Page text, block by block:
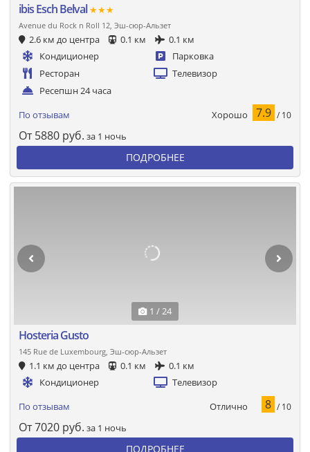
ibis Esch Belval★★★
Avenue du Rock n Roll 12, Эш-сюр-Альзет
2.6 км до центра 0.1 км
0.1 км
Кондиционер
Парковка
Ресторан
Телевизор
Ресепшн 24 часа
По отзывам Хорошо 7.9 / 10
От 5880 руб. за 1 ночь
ПОДРОБНЕЕ
1 / 24
Hosteria Gusto
145 Rue de Luxembourg, Эш-сюр-Альзет
1.1 км до центра 0.1 км
0.1 км
Кондиционер
Телевизор
По отзывам Отлично 8 / 10
От7020 руб. за 1 ночь
ПОДРОБНЕЕ